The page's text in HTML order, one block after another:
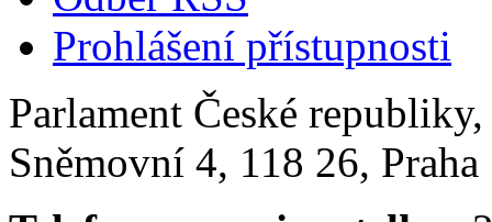
Prohlášení přístupnosti
Parlament České
Sněmovní 4, 118 26,